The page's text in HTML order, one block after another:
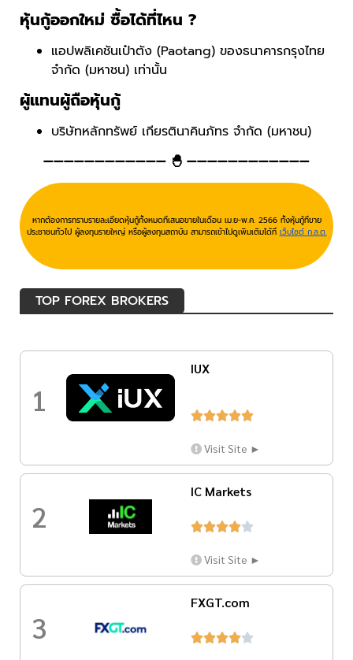
หุ้นกู้ออกใหม่ ซื้อได้ที่ไหน ?
แอปพลิเคชันเป๋าตัง (Paotang) ของธนาคารกรุงไทย
จํากัด (มหาชน) เท่านั้น
ผู้แทนผู้ถือหุ้นกู้
บริษัทหลักทรัพย์ เกียรตินาคินภัทร จํากัด (มหาชน)
———————————— 🐣 ————————————
หากต้องการทราบรายละเอียดหุ้นกู้ทั้งหมดที่เสนอขายในเดือน เม.ย-พ.ค. 2566 ทั้งหุ้นกู้ที่ขาย
ประชาชนทั่วไป ผู้ลงทุนรายใหญ่ หรือผู้ลงทุนสถาบัน สามารถเข้าไปดูเพิ่มเติมได้ที่ เว็บไซต์ ก.ล.ต.
TOP FOREX BROKERS
1
IUX

Visit Site ►
2
IC Markets

Visit Site ►
3
FXGT.com
